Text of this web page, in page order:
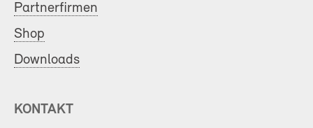
Partnerfirmen
Shop
Downloads
KONTAKT